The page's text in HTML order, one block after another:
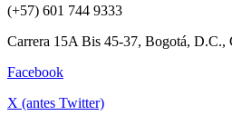
(+57) 601 744 9333
Carrera 15A Bis 45-37, Bogotá, D.C.,
Facebook
X (antes Twitter)